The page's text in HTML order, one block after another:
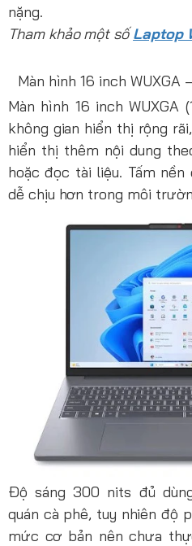
nặng.
Tham khảo một số Laptop
Màn hình 16 inch
Màn hình 16 inch WUXGA
không gian hiển thị rộng
hiển thị thêm nội dung
hoặc đọc tài liệu. Tấm
dễ chịu hơn trong môi
Độ sáng 300 nits đủ
quán cà phê, tuy nhiên độ
mức cơ bản nên chưa